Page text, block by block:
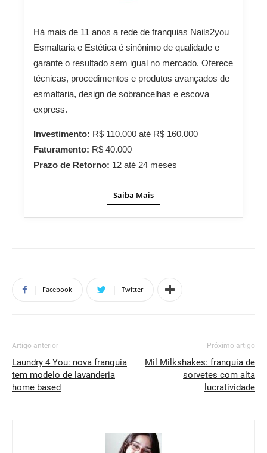
Há mais de 11 anos a rede de franquias Nails2you
Esmaltaria e Estética é sinônimo de qualidade e
garante o resultado sem igual no mercado. Oferece
técnicas, procedimentos e produtos avançados de
esmaltaria, design de sobrancelhas e escova
express.
Investimento: R$ 110.000 até R$ 160.000
Faturamento: R$ 40.000
Prazo de Retorno: 12 até 24 meses
Saiba Mais
Facebook Twitter
Artigo anterior
Laundry 4 You: nova franquia
tem modelo de lavanderia
home based
Próximo artigo
Mil Milkshakes: franquia de
sorvetes com alta
lucratividade